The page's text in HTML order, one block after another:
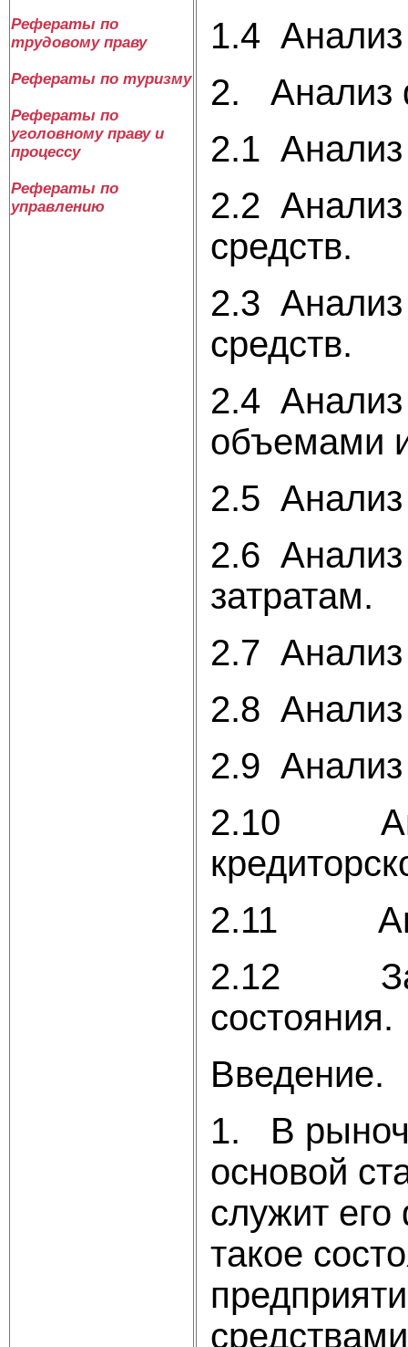
Рефераты по
трудовому праву
Рефераты по туризму
Рефераты по
уголовному праву и
процессу
Рефераты по
управлению
1.4 Анализ
2. Анализ
2.1 Анализ
2.2 Анализ
средств.
2.3 Анализ
средств.
2.4 Анализ
объемами
2.5 Анализ
2.6 Анализ
затратам.
2.7 Анализ
2.8 Анализ
2.9 Анализ
2.10
2.11
2.12
состояния.
Введение.
1. В
основой
служит
такое